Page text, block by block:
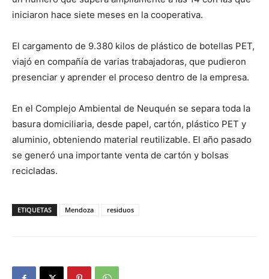
iniciaron hace siete meses en la cooperativa.
El cargamento de 9.380 kilos de plástico de botellas PET,
viajó en compañía de varias trabajadoras, que pudieron
presenciar y aprender el proceso dentro de la empresa.
En el Complejo Ambiental de Neuquén se separa toda la
basura domiciliaria, desde papel, cartón, plástico PET y
aluminio, obteniendo material reutilizable. El año pasado
se generó una importante venta de cartón y bolsas
recicladas.
ETIQUETAS Mendoza residuos